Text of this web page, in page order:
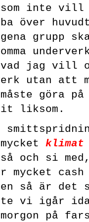
som inte
över
grupp
jag vill
utan att
göra på
it liksom.
klimat
och si
mycket
så är det
vi igår
på